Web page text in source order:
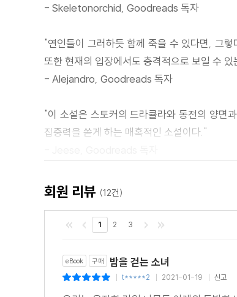
XVI. 결론
copyrights
(참고) 종이책 기준 쪽수: 149 (추정치)
- Skeletonorchid, Goodreads 독자
"연인들이 그러하듯 함께 죽을 수 있다면, 그
또한 현재의 입장에서도 충격적으로 보일 수
- Alejandro, Goodreads 독자
"이 소설은 스토커의 드라큘라와 동전의 양면
집중력을 쏟게 하는 매혹적인 소설이다."
"지금까지 창작된 뱀파이어 작품 중 최고의 작
- Nick Pageant, Goodreads 독자
집중한다. 그리고 뱀파이어의 행동에 에로티
- Werner, Goodreads 독자
회원 리뷰 (12건)
1 2 3
eBook 구매 밤을 걷는 소녀
t*****2 2021-01-19 신고